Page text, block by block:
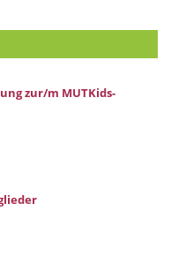
zur/m MUTKids-